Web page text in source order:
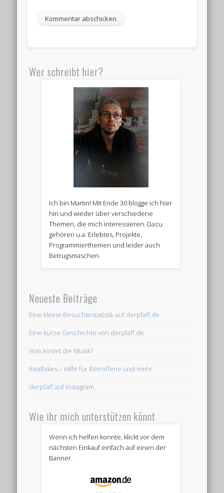
Wer schreibt hier?
Ich bin Martin! Mit Ende 30 blogge ich hier
hin und wieder über verschiedene
Themen, die mich interessieren. Dazu
gehören u.a. Erlebtes, Projekte,
Programmierthemen und leider auch
Betrugsmaschen.
Neueste Beiträge
Eine kleine Besucherstatistik auf derpfaff.de
Eine kurze Geschichte von derpfaff.de
Was kostet die Musik?
Realfakes – Hilfe für Betroffene und mehr
derpfaff auf Instagram
Wie ihr mich unterstützen könnt
Wenn ich helfen konnte, klickt vor dem
nächsten Einkauf einfach auf einen der
Banner.